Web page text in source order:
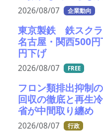
2026/08/07 企業動向
東京製鉄 鉄スク
名古屋・関西500
円下げ
2026/08/07 FREE
フロン類排出抑制
回収の徹底と再生
省が中間取り纏め
2026/08/07 行政